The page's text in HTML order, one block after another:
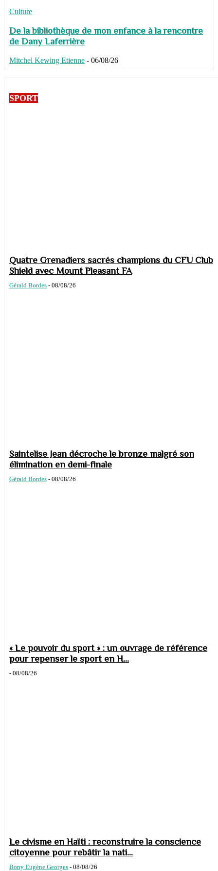
Culture
De la bibliothèque de mon enfance à la rencontre
de Dany Laferrière
Mitchel Kewing Etienne - 06/08/26
SPORT
Quatre Grenadiers sacrés champions du CFU Club
Shield avec Mount Pleasant FA
Gérald Bordes - 08/08/26
Saintelise Jean décroche le bronze malgré son
élimination en demi-finale
Gérald Bordes - 08/08/26
« Le pouvoir du sport » : un ouvrage de référence
pour repenser le sport en H...
- 08/08/26
Le civisme en Haïti : reconstruire la conscience
citoyenne pour rebâtir la nati...
Bony Eugène Georges - 08/08/26